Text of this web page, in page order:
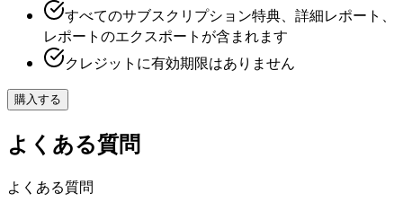
すべてのサブスクリプション特典、詳細レポート、
レポートのエクスポートが含まれます
クレジットに有効期限はありません
購入する
よくある質問
よくある質問